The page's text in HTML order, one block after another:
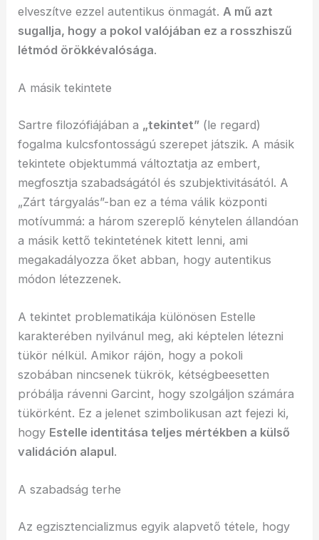
elveszítve ezzel autentikus önmagát. A mű azt
sugallja, hogy a pokol valójában ez a rosszhiszű
létmód örökkévalósága.
A másik tekintete
Sartre filozófiájában a „tekintet” (le regard)
fogalma kulcsfontosságú szerepet játszik. A másik
tekintete objektummá változtatja az embert,
megfosztja szabadságától és szubjektivitásától. A
„Zárt tárgyalás”-ban ez a téma válik központi
motívummá: a három szereplő kénytelen állandóan
a másik kettő tekintetének kitett lenni, ami
megakadályozza őket abban, hogy autentikus
módon létezzenek.
A tekintet problematikája különösen Estelle
karakterében nyilvánul meg, aki képtelen létezni
tükör nélkül. Amikor rájön, hogy a pokoli
szobában nincsenek tükrök, kétségbeesetten
próbálja rávenni Garcint, hogy szolgáljon számára
tükörként. Ez a jelenet szimbolikusan azt fejezi ki,
hogy Estelle identitása teljes mértékben a külső
validáción alapul.
A szabadság terhe
Az egzisztencializmus egyik alapvető tétele, hogy